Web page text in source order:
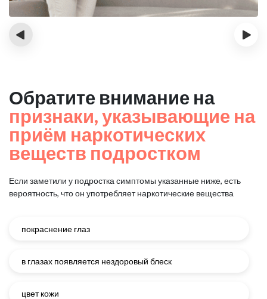
‹ ›
Обратите внимание на
признаки, указывающие на
приём наркотических
веществ подростком
Если заметили у подростка симптомы указанные ниже, есть
вероятность, что он употребляет наркотические вещества
покраснение глаз
в глазах появляется нездоровый блеск
цвет кожи